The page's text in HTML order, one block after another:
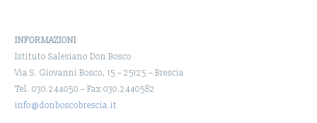
INFORMAZIONI
Istituto Salesiano Don Bosco
Via S. Giovanni Bosco, 15 – 25125 – Brescia
Tel. 030.244050 – Fax 030.2440582
info@donboscobrescia.it